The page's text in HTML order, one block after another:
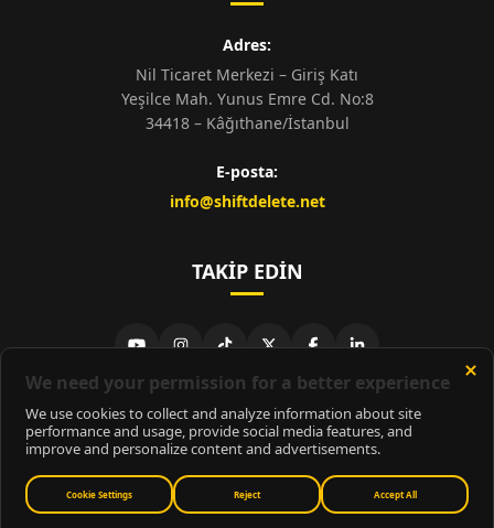
Adres:
Nil Ticaret Merkezi – Giriş Katı
Yeşilce Mah. Yunus Emre Cd. No:8
34418 – Kâğıthane/İstanbul
E-posta:
info@shiftdelete.net
TAKIP EDIN
© 2026ShiftDelete.Net- Tüm hakları saklıdır.
ShiftDelete.Net, İnternet Medyası ve Bilişim Muhabirleri Derneği
üyesidir.